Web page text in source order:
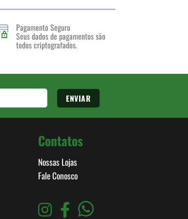
Pagamento Seguro
Seus dados de pagamentos são
todos criptografados.
Contatos
Nossas Lojas
Fale Conosco